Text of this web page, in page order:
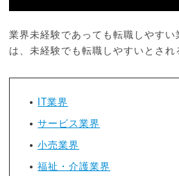
業界未経験であっても転職しやす
は、未経験でも転職しやすいとされ
IT業界
サービス業界
小売業界
福祉・介護業界